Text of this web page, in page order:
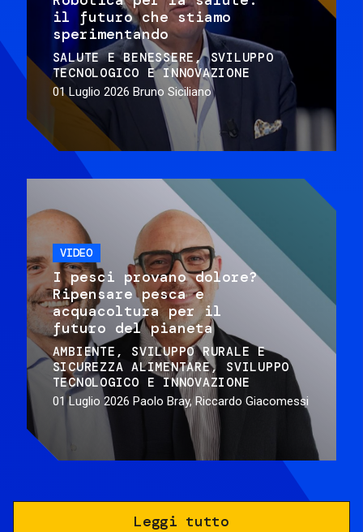
il futuro che stiamo
sperimentando
SALUTE E BENESSERE
SVILUPPO
TECNOLOGICO E INNOVAZIONE
01 Luglio 2026 Bruno Siciliano
VIDEO
I pesci provano dolore?
Ripensare pesca e
acquacoltura per il
futuro del pianeta
AMBIENTE
SVILUPPO RURALE E
SICUREZZA ALIMENTARE
SVILUPPO
TECNOLOGICO E INNOVAZIONE
01 Luglio 2026 Paolo Bray, Riccardo Giacomessi
Leggi tutto